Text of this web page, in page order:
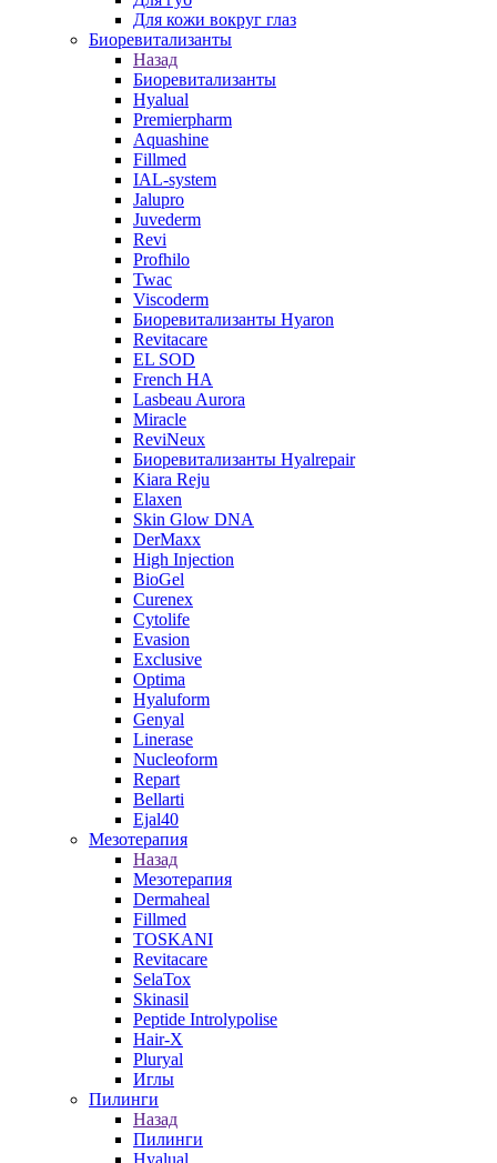
Для кожи вокруг глаз
Биоревитализанты
Назад
Биоревитализанты
Hyalual
Premierpharm
Aquashine
Fillmed
IAL-system
Jalupro
Juvederm
Revi
Profhilo
Twac
Viscoderm
Биоревитализанты Hyaron
Revitacare
EL SOD
French HA
Lasbeau Aurora
Miracle
ReviNeux
Биоревитализанты Hyalrepair
Kiara Reju
Elaxen
Skin Glow DNA
DerMaxx
High Injection
BioGel
Curenex
Cytolife
Evasion
Exclusive
Optima
Hyaluform
Genyal
Linerase
Nucleoform
Repart
Bellarti
Ejal40
Мезотерапия
Назад
Мезотерапия
Dermaheal
Fillmed
TOSKANI
Revitacare
SelaTox
Skinasil
Peptide Introlypolise
Hair-X
Pluryal
Иглы
Пилинги
Назад
Пилинги
Hyalual